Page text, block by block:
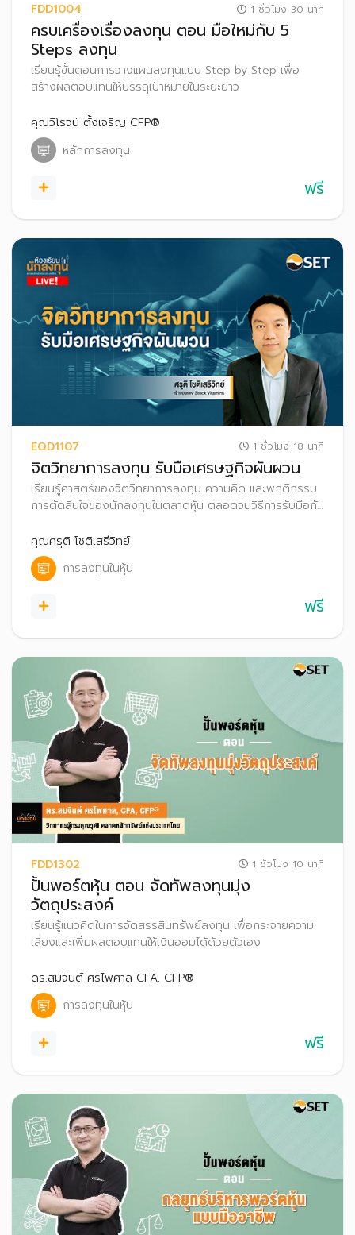
FDD1004 1 ชั่วโมง 30 นาที
ครบเครื่องเรื่องลงทุน ตอน มือใหม่กับ 5
Steps ลงทุน
เรียนรู้ขั้นตอนการวางแผนลงทุนแบบ Step by Step เพื่อ
สร้างผลตอบแทนให้บรรลุเป้าหมายในระยะยาว
คุณวิโรจน์ ตั้งเจริญ CFP®
หลักการลงทุน
ฟรี
EQD1107 1 ชั่วโมง 18 นาที
จิตวิทยาการลงทุน รับมือเศรษฐกิจผันผวน
เรียนรู้ศาสตร์ของจิตวิทยาการลงทุน ความคิด และพฤติกรรม
การตัดสินใจของนักลงทุนในตลาดหุ้น ตลอดจนวิธีการรับมือกับ
เพื่อนำไปปรับใช้ให้เหมาะกับสไตล์การลงทุนของตนเอง และก้าวสู่
ความสำเร็จในการลงทุนในระยะยาว
คุณศรุติ โชติเสรีวิทย์
การลงทุนในหุ้น
ฟรี
FDD1302 1 ชั่วโมง 10 นาที
ปั้นพอร์ตหุ้น ตอน จัดทัพลงทุนมุ่ง
วัตถุประสงค์
เรียนรู้แนวคิดในการจัดสรรสินทรัพย์ลงทุน เพื่อกระจายความ
เสี่ยงและเพิ่มผลตอบแทนให้เงินออมได้ด้วยตัวเอง
ดร.สมจินต์ ศรไพศาล CFA, CFP®
การลงทุนในหุ้น
ฟรี